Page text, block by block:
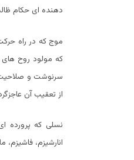
دهنده ای حکام
موج که در راه
که مولود روح های
سرنوشت و صلاحیت
از تعقیب آن
نسلی که پرورده
انارشیزم،